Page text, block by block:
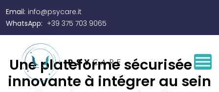
Email: info@psycare.it
WhatsApp: +39 375 703 9065
Une plateforme sécurisée et
innovante à intégrer au sein